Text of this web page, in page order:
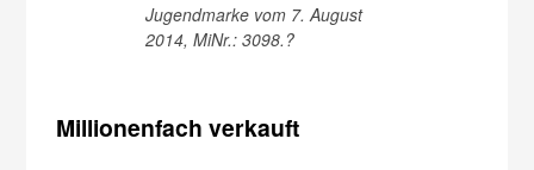
Jugendmarke vom 7. August
2014, MiNr.: 3098.?
Millionenfach verkauft